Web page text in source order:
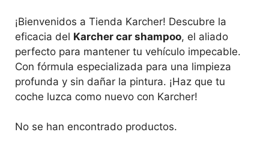
¡Bienvenidos a Tienda Karcher! Descubre la
eficacia del Karcher car shampoo, el aliado
perfecto para mantener tu vehículo impecable.
Con fórmula especializada para una limpieza
profunda y sin dañar la pintura. ¡Haz que tu
coche luzca como nuevo con Karcher!
No se han encontrado productos.